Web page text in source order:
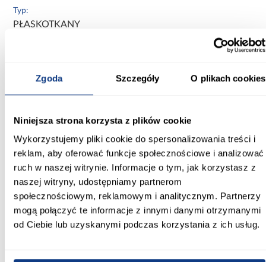
Zgoda Szczegóły O plikach cookies
Niniejsza strona korzysta z plików cookie
Wykorzystujemy pliki cookie do spersonalizowania treści i
reklam, aby oferować funkcje społecznościowe i analizować
ruch w naszej witrynie. Informacje o tym, jak korzystasz z
naszej witryny, udostępniamy partnerom
społecznościowym, reklamowym i analitycznym. Partnerzy
mogą połączyć te informacje z innymi danymi otrzymanymi
od Ciebie lub uzyskanymi podczas korzystania z ich usług.
Typ:
PŁASKOTKANY
Przeznaczenie:
zewnętrzne/wewnętrzne
Zobacz więcej >
Inni Klienci sprawdzali również